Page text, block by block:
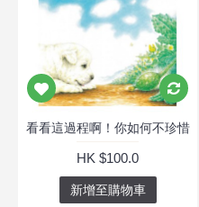
看看這過程啊！你如何不珍惜
HK $100.0
新增至購物車